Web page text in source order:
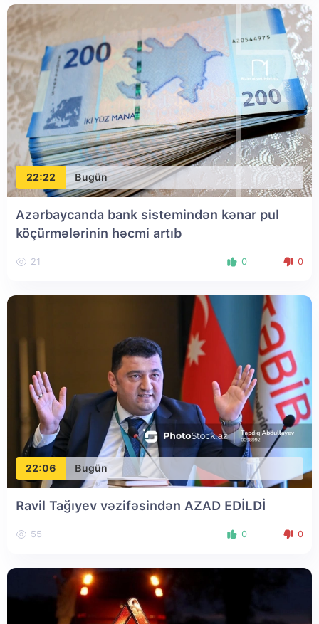
22:22 Bugün
Azərbaycanda bank sistemindən kənar pul
köçürmələrinin həcmi artıb
21 0 0
22:06 Bugün
Ravil Tağıyev vəzifəsindən AZAD EDİLDİ
55 0 0